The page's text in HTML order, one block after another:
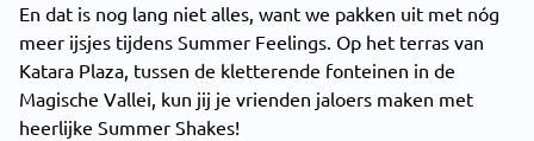
En dat is nog lang niet alles, want we pakken uit met nóg
meer ijsjes tijdens Summer Feelings. Op het terras van
Katara Plaza, tussen de kletterende fonteinen in de
Magische Vallei, kun jij je vrienden jaloers maken met
heerlijke Summer Shakes!